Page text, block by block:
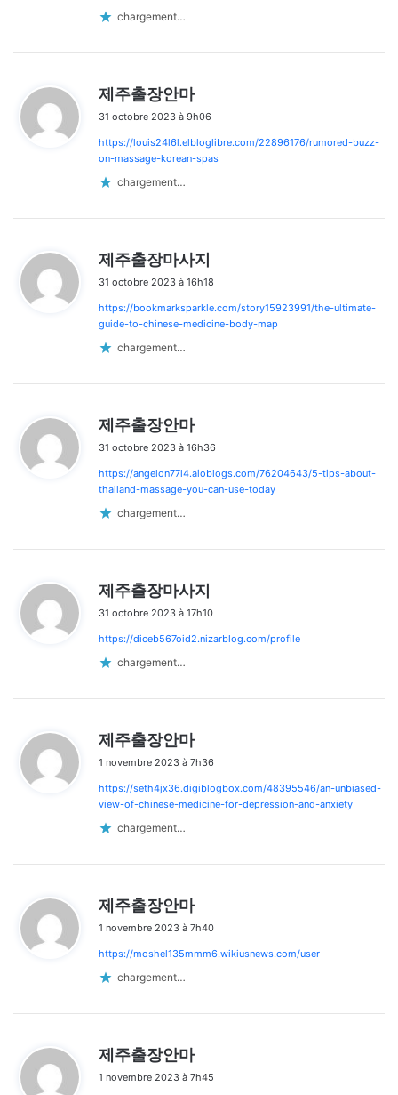
chargement…
제주출장안마
t
:
31 octobre 2023 à 9h06
https://louis24l6l.elbloglibre.com/22896176/rumored-buzz-
on-massage-korean-spas
chargement…
제주출장마사지
t
:
31 octobre 2023 à 16h18
https://bookmarksparkle.com/story15923991/the-ultimate-
guide-to-chinese-medicine-body-map
chargement…
제주출장안마
t
:
31 octobre 2023 à 16h36
https://angelon77l4.aioblogs.com/76204643/5-tips-about-
thailand-massage-you-can-use-today
chargement…
제주출장마사지
t
31 octobre 2023 à 17h10
https://diceb567oid2.nizarblog.com/profile
chargement…
제주출장안마
t
:
1 novembre 2023 à 7h36
https://seth4jx36.digiblogbox.com/48395546/an-unbiased-
view-of-chinese-medicine-for-depression-and-anxiety
chargement…
제주출장안마
t
1 novembre 2023 à 7h40
https://moshel135mmm6.wikiusnews.com/user
chargement…
제주출장안마
t
1 novembre 2023 à 7h45